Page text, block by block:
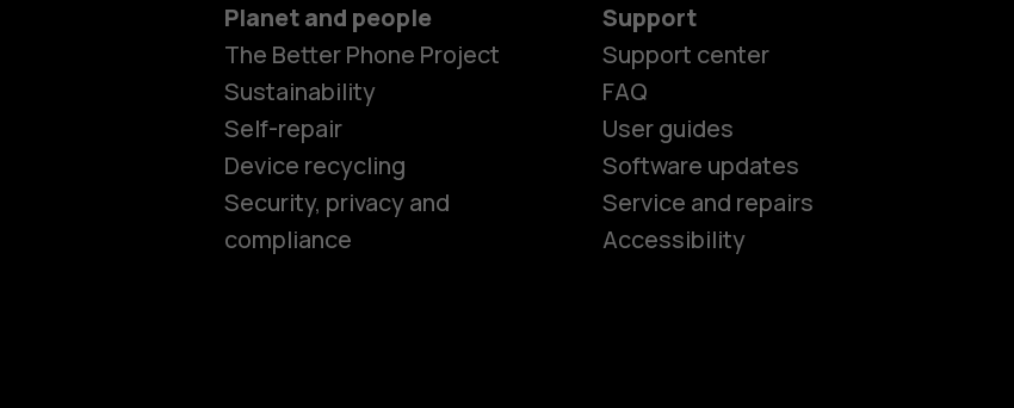
Smartphones
Planet and people
The Better Phone Project
Sustainability
Self-repair
Device recycling
Security, privacy and
compliance
Support
Support center
FAQ
User guides
Software updates
Service and repairs
Accessibility